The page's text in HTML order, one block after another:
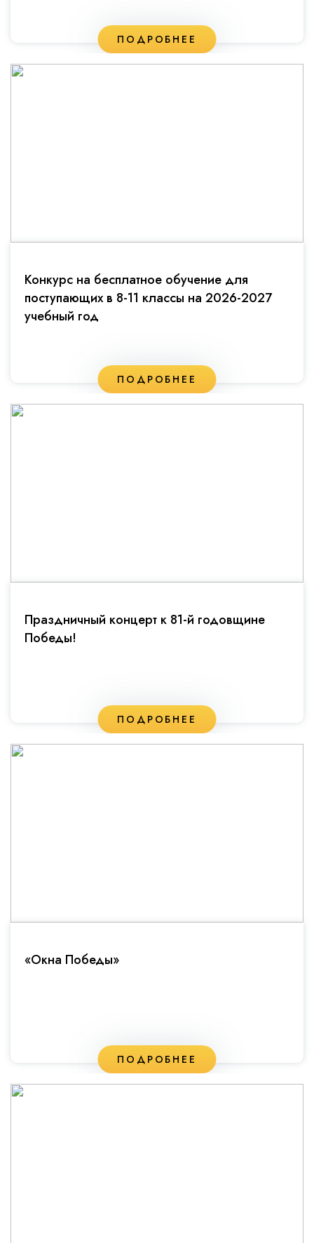
ПОДРОБНЕЕ
Конкурс на бесплатное обучение для
поступающих в 8-11 классы на 2026-2027
учебный год
ПОДРОБНЕЕ
Праздничный концерт к 81-й годовщине
Победы!
ПОДРОБНЕЕ
«Окна Победы»
ПОДРОБНЕЕ